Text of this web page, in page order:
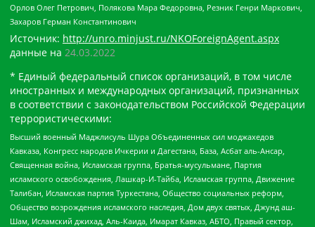
Орлов Олег Петрович, Полякова Мара Федоровна, Резник Генри Маркович,
Захаров Герман Константинович
Источник: http://unro.minjust.ru/NKOForeignAgent.aspx
данные на 24.03.2022
* Единый федеральный список организаций, в том числе
иностранных и международных организаций, признанных
в соответствии с законодательством Российской Федерации
террористическими:
Высший военный Маджлисуль Шура Объединенных сил моджахедов
Кавказа, Конгресс народов Ичкерии и Дагестана, База, Асбат аль-Ансар,
Священная война, Исламская группа, Братья-мусульмане, Партия
исламского освобождения, Лашкар-И-Тайба, Исламская группа, Движение
Талибан, Исламская партия Туркестана, Общество социальных реформ,
Общество возрождения исламского наследия, Дом двух святых, Джунд аш-
Шам, Исламский джихад, Аль-Каида, Имарат Кавказ, АБТО, Правый сектор,